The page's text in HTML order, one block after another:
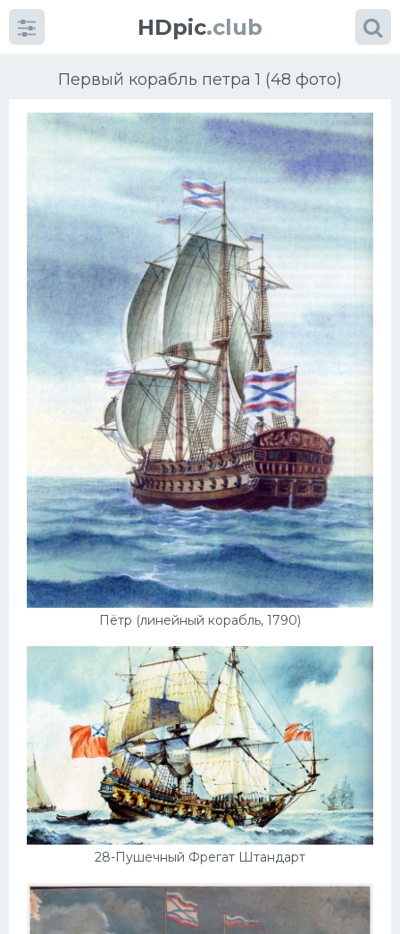
HDpic.club
Первый корабль петра 1 (48 фото)
Пётр (линейный корабль, 1790)
28-Пушечный Фрегат Штандарт
Категории
Разное
Автомобили
Красивые фото машин
УРАЛ
Гараж
Русские авто
Вольво
БМВ
Мерседес
Фольксваген
Лексус
Дэу
Скания
Форд
Джили